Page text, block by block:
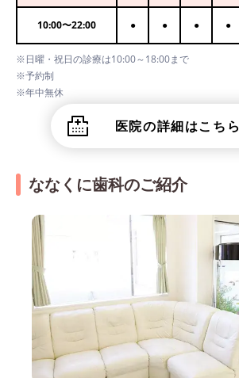
10:00〜22:00 ● ● ● ●
※日曜・祝日の診療は10:00～18:00まで
※予約制
※年中無休
医院の詳細はこちら
ななくに歯科のご紹介